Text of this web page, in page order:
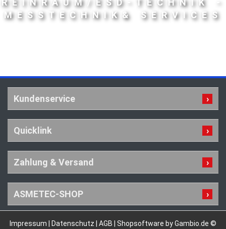
MESSTECHNIK& SERVICES
Kundenservice
Quicklink
Zahlung & Versand
ASMETEC-SHOP
Impressum | Datenschutz | AGB | Shopsoftware by Gambio.de ©